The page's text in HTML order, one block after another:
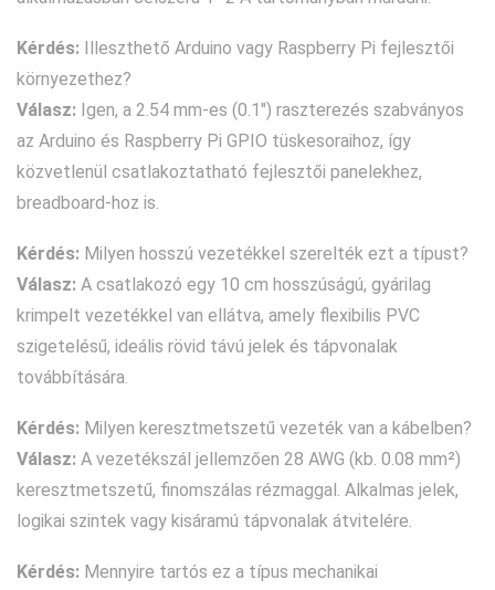
Kérdés: Illeszthető Arduino vagy Raspberry Pi fejlesztői
környezethez?
Válasz: Igen, a 2.54 mm-es (0.1") raszterezés szabványos
az Arduino és Raspberry Pi GPIO tüskesoraihoz, így
közvetlenül csatlakoztatható fejlesztői panelekhez,
breadboard-hoz is.
Kérdés: Milyen hosszú vezetékkel szerelték ezt a típust?
Válasz: A csatlakozó egy 10 cm hosszúságú, gyárilag
krimpelt vezetékkel van ellátva, amely flexibilis PVC
szigetelésű, ideális rövid távú jelek és tápvonalak
továbbítására.
Kérdés: Milyen keresztmetszetű vezeték van a kábelben?
Válasz: A vezetékszál jellemzően 28 AWG (kb. 0.08 mm²)
keresztmetszetű, finomszálas rézmaggal. Alkalmas jelek,
logikai szintek vagy kisáramú tápvonalak átvitelére.
Kérdés: Mennyire tartós ez a típus mechanikai